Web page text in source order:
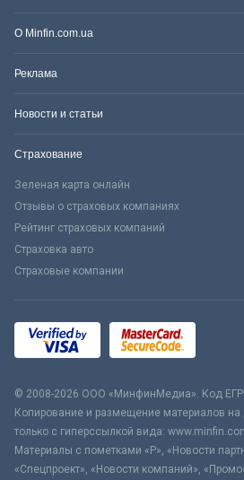
О Minfin.com.ua
Реклама
Новости и статьи
Страхование
Зеленая карта онлайн
Отзывы о страховых компаниях
Рейтинг страховых компаний
Страховка авто
Страховые компании
© 2008-2026 ООО «МинфинМедиа». Код
Копирование и размещение материалов на
только с гиперссылкой вида:
Материалы с пометками «Р», «Новости
«Спецпроект», «Новости компаний»,